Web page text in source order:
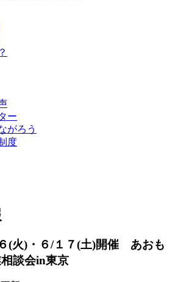
ー
がろう
度
(火)・６/１７(土)開催 あおも
談会in東京